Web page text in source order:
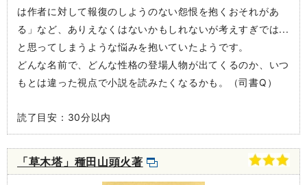
は作者に対して報復のしようのない怨恨を抱くおそれがあ
る」など、ありえなくはないかもしれないが考えすぎでは...
と思ってしまうような悩みを抱いていたようです。
どんな名前で、どんな性格の登場人物が出てくるのか、いつ
もとは違った視点で小説を読みたくなるかも。（司書Q）
読了目安：30分以内
「草木塔」種田山頭火著